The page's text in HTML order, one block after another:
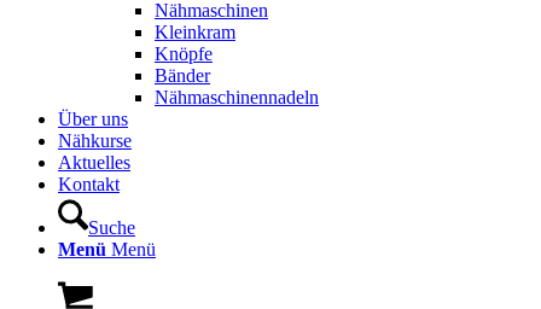
Nähmaschinen
Kleinkram
Knöpfe
Bänder
Nähmaschinennadeln
Über uns
Nähkurse
Aktuelles
Kontakt
Suche
Menü Menü